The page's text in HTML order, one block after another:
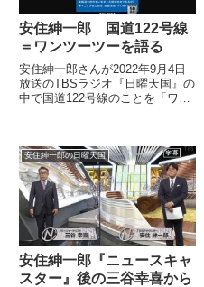
安住紳一郎 国道122号線
＝ワンツーツーを語る
安住紳一郎さんが2022年9月4日
放送のTBSラジオ『日曜天国』の
中で国道122号線のことを「ワン
安住紳一郎の日曜天国
安住紳一郎『ニュースキャ
スター』後の三谷幸喜から